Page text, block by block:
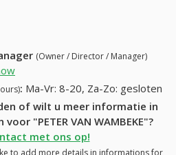
(Owner / Director / Manager)
: Ma-Vr: 8-20, Za-Zo: gesloten
of wilt u meer informatie in
"PETER VAN WAMBEKE"?
met ons op!
to add more details in informations for